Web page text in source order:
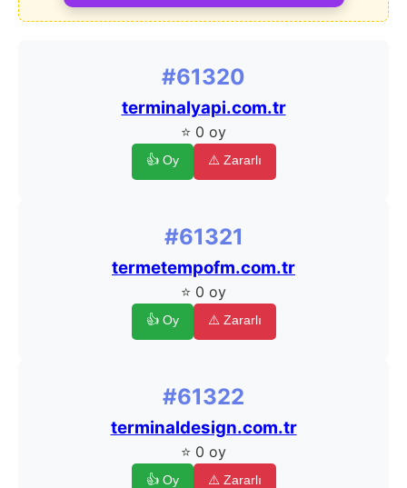
#61320
terminalyapi.com.tr
⭐ 0 oy
👍 Oy ⚠️ Zararlı
#61321
termetempofm.com.tr
⭐ 0 oy
👍 Oy ⚠️ Zararlı
#61322
terminaldesign.com.tr
⭐ 0 oy
👍 Oy ⚠️ Zararlı